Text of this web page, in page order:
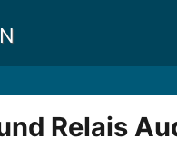
Relais